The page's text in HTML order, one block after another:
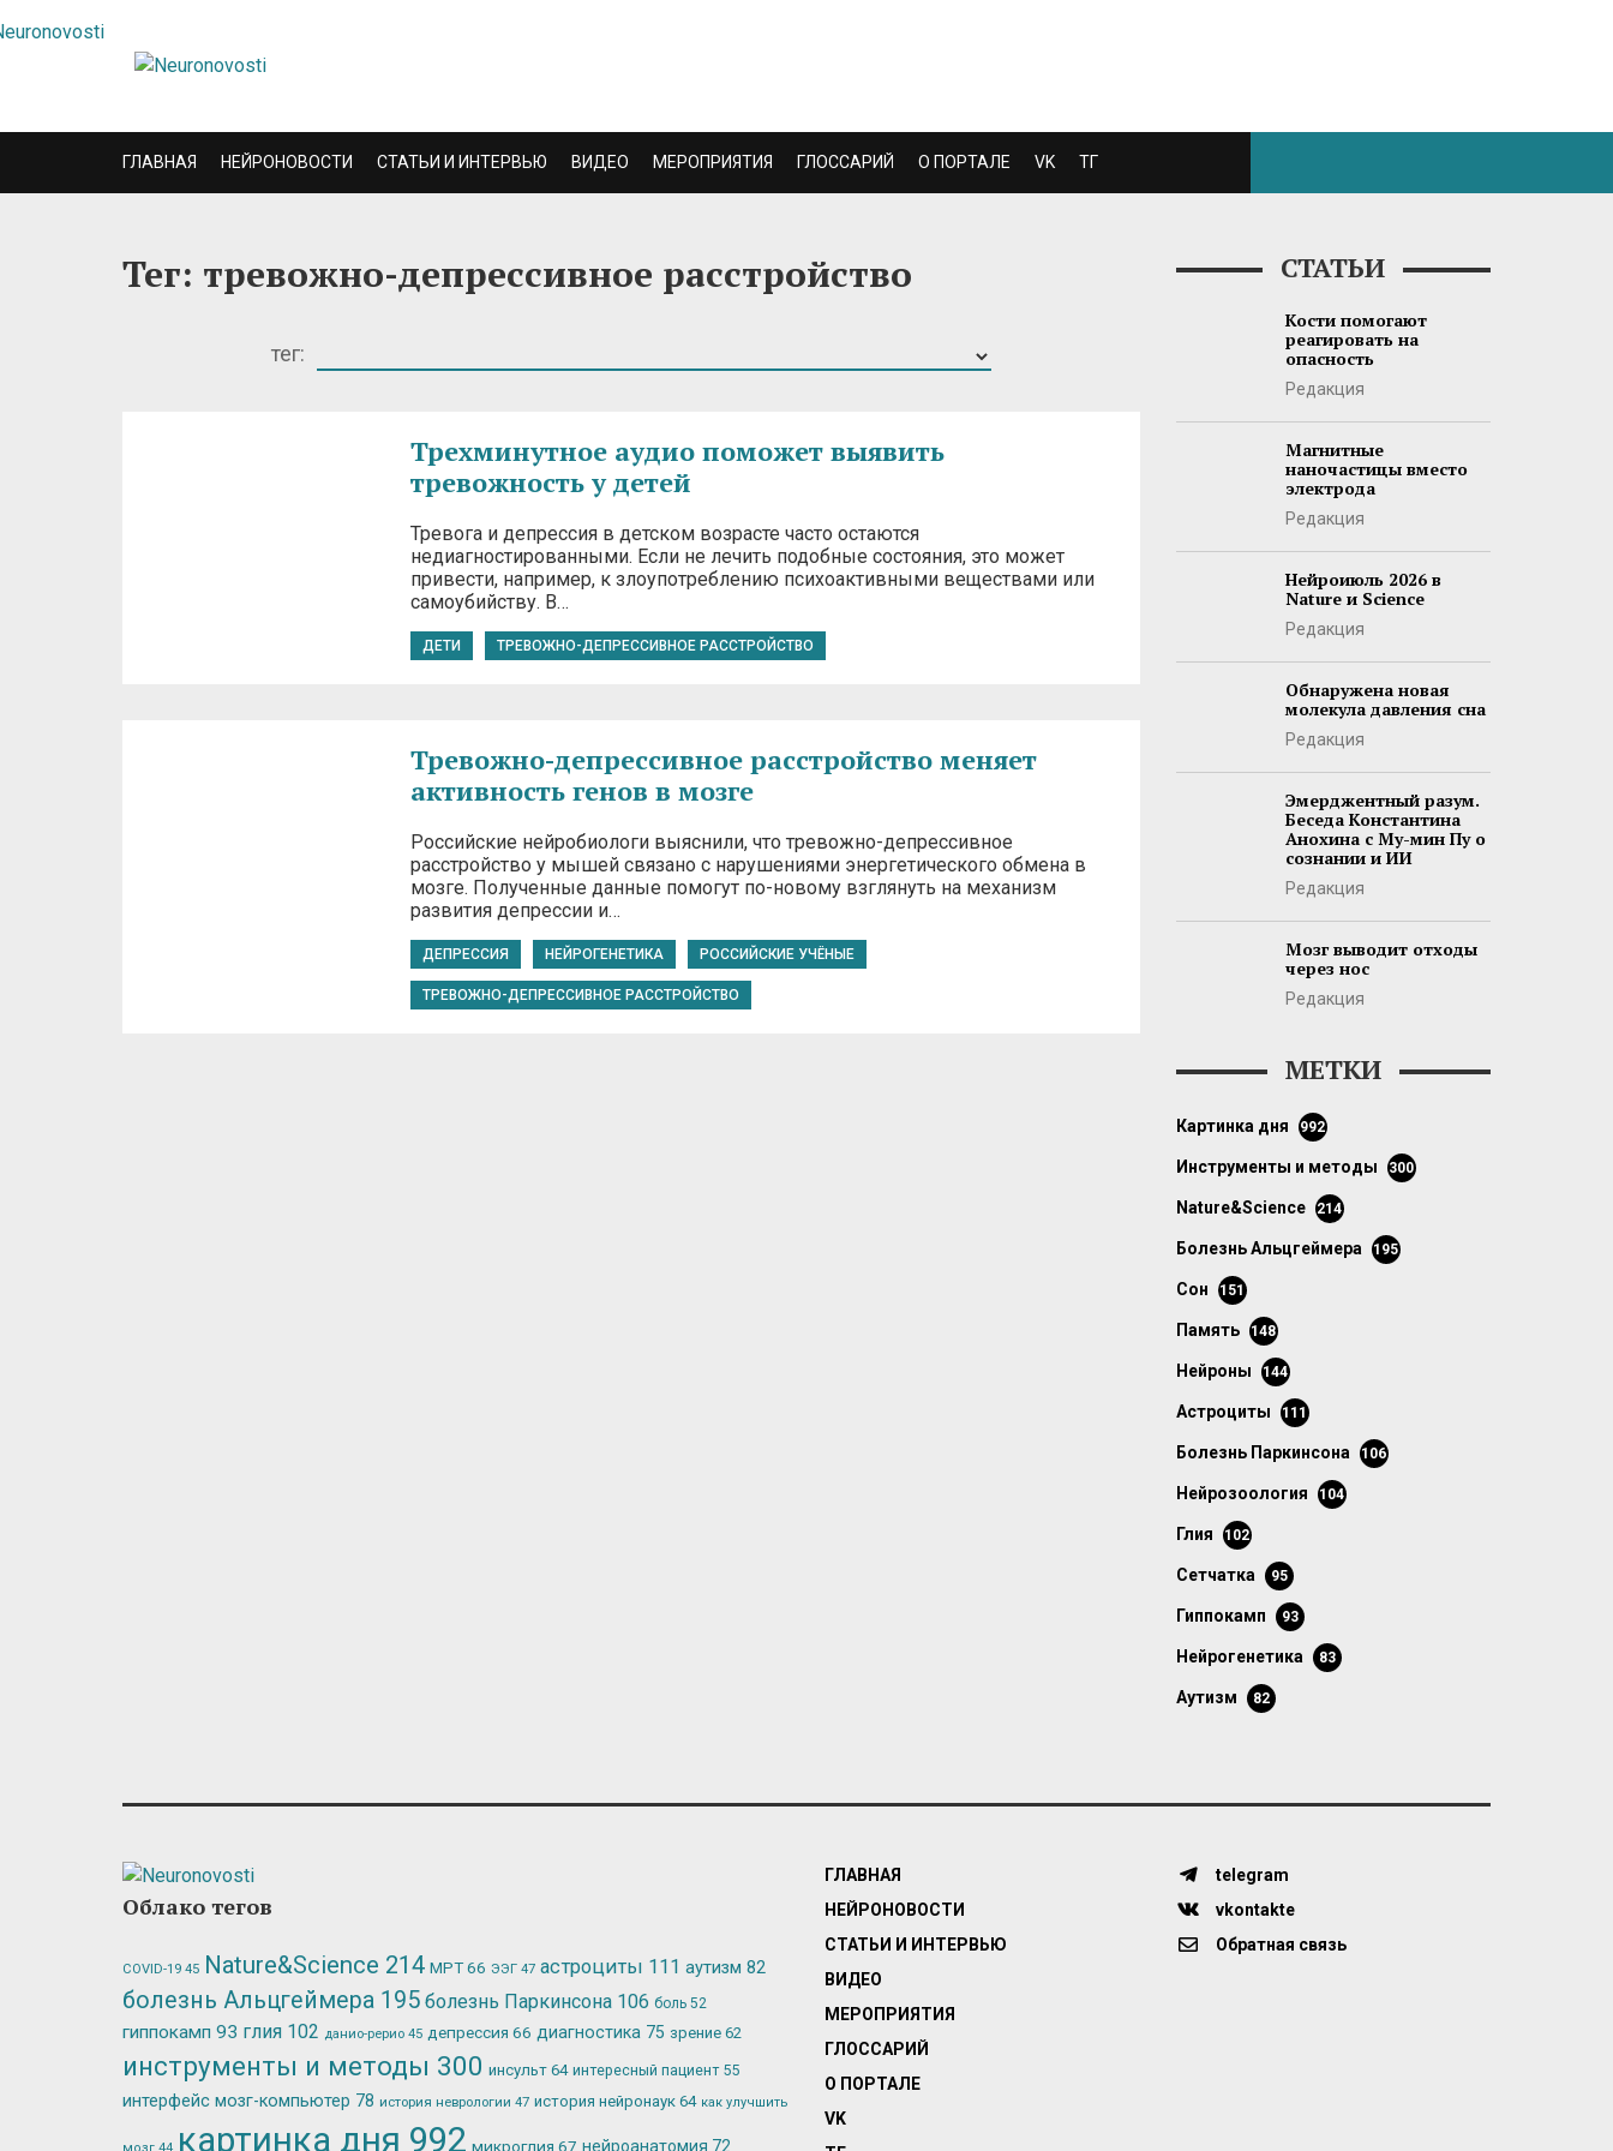
ГЛАВНАЯ НЕЙРОНОВОСТИ СТАТЬИ И ИНТЕРВЬЮ ВИДЕО МЕРОПРИЯТИЯ ГЛОССАРИЙ О ПОРТАЛЕ VK ТГ
Тег: тревожно-депрессивное расстройство
тег:
Трехминутное аудио поможет выявить
тревожность у детей
Тревога и депрессия в детском возрасте часто остаются
недиагностированными. Если не лечить подобные состояния, это может
привести, например, к злоупотреблению психоактивными веществами или
самоубийству. В…
ДЕТИ ТРЕВОЖНО-ДЕПРЕССИВНОЕ РАССТРОЙСТВО
Тревожно-депрессивное расстройство меняет
активность генов в мозге
Российские нейробиологи выяснили, что тревожно-депрессивное
расстройство у мышей связано с нарушениями энергетического обмена в
мозге. Полученные данные помогут по-новому взглянуть на механизм
развития депрессии и…
ДЕПРЕССИЯ НЕЙРОГЕНЕТИКА РОССИЙСКИЕ УЧЁНЫЕ
ТРЕВОЖНО-ДЕПРЕССИВНОЕ РАССТРОЙСТВО
СТАТЬИ
Кости помогают
реагировать на
опасность
Редакция
Магнитные
наночастицы вместо
электрода
Редакция
Нейроиюль 2026 в
Nature и Science
Редакция
Обнаружена новая
молекула давления сна
Редакция
Эмерджентный разум.
Беседа Константина
Анохина с Му-мин Пу о
сознании и ИИ
Редакция
Мозг выводит отходы
через нос
Редакция
МЕТКИ
картинка дня 992
инструменты и методы 300
Nature&Science 214
болезнь Альцгеймера 195
сон 151
память 148
нейроны 144
астроциты 111
болезнь Паркинсона 106
нейрозоология 104
глия 102
сетчатка 95
гиппокамп 93
нейрогенетика 83
аутизм 82
Облако тегов
COVID-19 45 Nature&Science 214 МРТ66 ЭЭГ 47 астроциты 111 аутизм 82
болезнь Альцгеймера 195 болезнь Паркинсона 106 боль 52
гиппокамп 93 глия 102 данио-рерио 45 депрессия 66 диагностика 75 зрение 62
инструменты и методы 300 инсульт 64 интересный пациент 55
интерфейс мозг-компьютер 78 история неврологии 47 история нейронаук 64 как улучшить
мозг 44 картинка дня 992 микроглия 67 нейроанатомия 72
ГЛАВНАЯ
НЕЙРОНОВОСТИ
СТАТЬИ И ИНТЕРВЬЮ
ВИДЕО
МЕРОПРИЯТИЯ
ГЛОССАРИЙ
О ПОРТАЛЕ
VK
telegram
vkontakte
Обратная связь